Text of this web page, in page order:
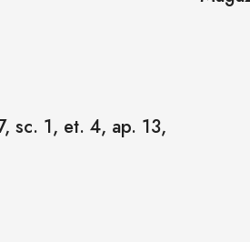
sc. 1, et. 4, ap. 13,